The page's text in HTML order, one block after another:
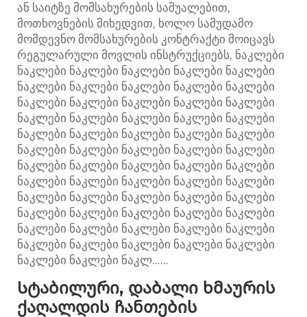
ან საიტზე მომსახურების საშუალებით,
მოთხოვნების მიხედვით, ხოლო სამუდამო
მომდევნო მომსახურების კონტრაქტი მოიცავს
რეგულარული მოვლის ინსტრუქციებს, ნაკლები
ნაკლები ნაკლები ნაკლები ნაკლები ნაკლები
ნაკლები ნაკლები ნაკლები ნაკლები ნაკლები
ნაკლები ნაკლები ნაკლები ნაკლები ნაკლები
ნაკლები ნაკლები ნაკლები ნაკლები ნაკლები
ნაკლები ნაკლები ნაკლები ნაკლები ნაკლები
ნაკლები ნაკლები ნაკლები ნაკლები ნაკლები
ნაკლები ნაკლები ნაკლები ნაკლები ნაკლები
ნაკლები ნაკლები ნაკლები ნაკლები ნაკლები
ნაკლები ნაკლები ნაკლები ნაკლები ნაკლები
ნაკლები ნაკლები ნაკლები ნაკლები ნაკლები
ნაკლები ნაკლები ნაკლები ნაკლები ნაკლები
ნაკლები ნაკლები ნაკლები ნაკლები ნაკლები
ნაკლები ნაკლები ნაკლ......
Სტაბილური, დაბალი ხმაურის
ქაღალდის ჩანთების